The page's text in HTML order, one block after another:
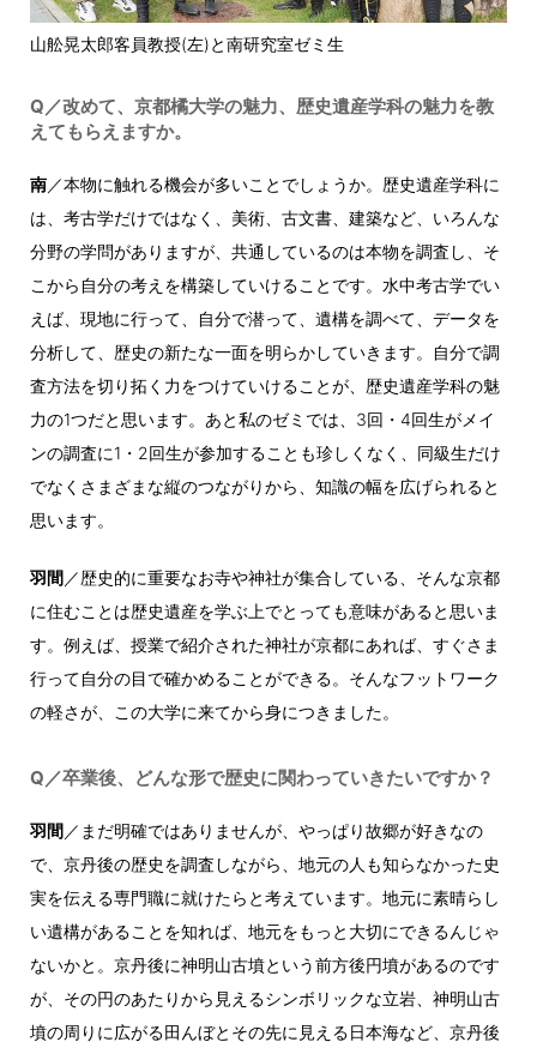
山舩晃太郎客員教授(左)と南研究室ゼミ生
Q／改めて、京都橘大学の魅力、歴史遺産学科の魅力を教
えてもらえますか。
南／本物に触れる機会が多いことでしょうか。歴史遺産学科に
は、考古学だけではなく、美術、古文書、建築など、いろんな
分野の学問がありますが、共通しているのは本物を調査し、そ
こから自分の考えを構築していけることです。水中考古学でい
えば、現地に行って、自分で潜って、遺構を調べて、データを
分析して、歴史の新たな一面を明らかしていきます。自分で調
査方法を切り拓く力をつけていけることが、歴史遺産学科の魅
力の1つだと思います。あと私のゼミでは、3回・4回生がメイ
ンの調査に1・2回生が参加することも珍しくなく、同級生だけ
でなくさまざまな縦のつながりから、知識の幅を広げられると
思います。
羽間／歴史的に重要なお寺や神社が集合している、そんな京都
に住むことは歴史遺産を学ぶ上でとっても意味があると思いま
す。例えば、授業で紹介された神社が京都にあれば、すぐさま
行って自分の目で確かめることができる。そんなフットワーク
の軽さが、この大学に来てから身につきました。
Q／卒業後、どんな形で歴史に関わっていきたいですか？
羽間／まだ明確ではありませんが、やっぱり故郷が好きなの
で、京丹後の歴史を調査しながら、地元の人も知らなかった史
実を伝える専門職に就けたらと考えています。地元に素晴らし
い遺構があることを知れば、地元をもっと大切にできるんじゃ
ないかと。京丹後に神明山古墳という前方後円墳があるのです
が、その円のあたりから見えるシンボリックな立岩、神明山古
墳の周りに広がる田んぼとその先に見える日本海など、京丹後